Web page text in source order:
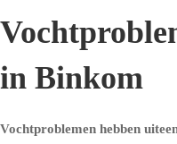
in Binkom
Vochtproblemen hebben